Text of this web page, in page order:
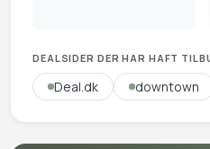
DEALSIDER DER HAR HAFT
Deal.dk downtown